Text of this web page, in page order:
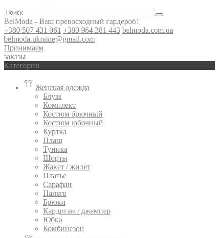
BelModa - Ваш превосходный гардероб!
+380 507 431 061 +380 964 381 443 belmoda.com.ua
belmoda.ukraine@gmail.com
Принимаем
заказы
Категории
Женская одежда
Блуза
Комплект
Костюм брючный
Костюм юбочный
Куртка
Плащ
Туника
Шорты
Жакет / жилет
Платье
Сарафан
Пальто
Брюки
Кардиган / джемпер
Юбка
Комбинезон